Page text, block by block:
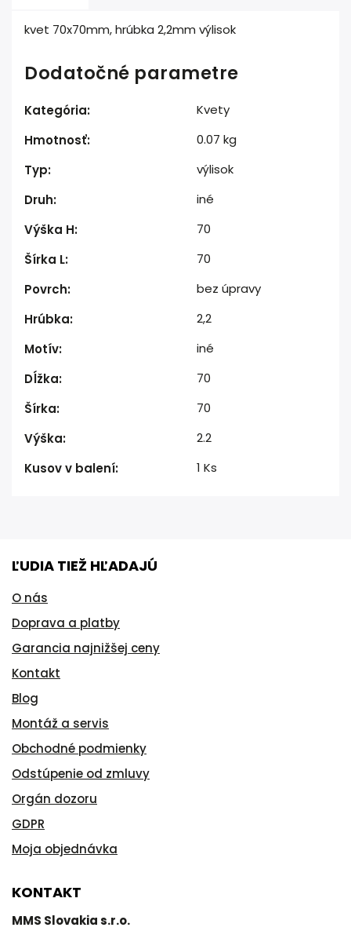
kvet 70x70mm, hrúbka 2,2mm výlisok
Dodatočné parametre
Kategória:
Kvety
Hmotnosť:
0.07 kg
Typ:
výlisok
Druh:
iné
Výška H:
70
Šírka L:
70
Povrch:
bez úpravy
Hrúbka:
2,2
Motív:
iné
Dĺžka:
70
Šírka:
70
Výška:
2.2
Kusov v balení: 1 Ks
ĽUDIA TIEŽ HĽADAJÚ
O nás
Doprava a platby
Garancia najnižšej ceny
Kontakt
Blog
Montáž a servis
Obchodné podmienky
Odstúpenie od zmluvy
Orgán dozoru
GDPR
Moja objednávka
KONTAKT
MMS Slovakia s.r.o.